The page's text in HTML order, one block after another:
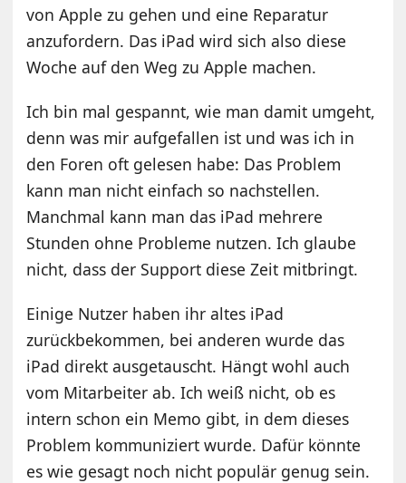
von Apple zu gehen und eine Reparatur
anzufordern. Das iPad wird sich also diese
Woche auf den Weg zu Apple machen.
Ich bin mal gespannt, wie man damit umgeht,
denn was mir aufgefallen ist und was ich in
den Foren oft gelesen habe: Das Problem
kann man nicht einfach so nachstellen.
Manchmal kann man das iPad mehrere
Stunden ohne Probleme nutzen. Ich glaube
nicht, dass der Support diese Zeit mitbringt.
Einige Nutzer haben ihr altes iPad
zurückbekommen, bei anderen wurde das
iPad direkt ausgetauscht. Hängt wohl auch
vom Mitarbeiter ab. Ich weiß nicht, ob es
intern schon ein Memo gibt, in dem dieses
Problem kommuniziert wurde. Dafür könnte
es wie gesagt noch nicht populär genug sein.